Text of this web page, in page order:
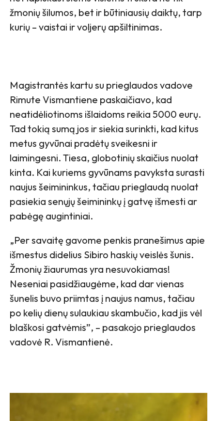
žmonių šilumos, bet ir būtiniausių daiktų, tarp
kurių – vaistai ir voljerų apšiltinimas.
Magistrantės kartu su prieglaudos vadove
Rimute Vismantiene paskaičiavo, kad
neatidėliotinoms išlaidoms reikia 5000 eurų.
Tad tokią sumą jos ir siekia surinkti, kad kitus
metus gyvūnai pradėtų sveikesni ir
laimingesni. Tiesa, globotinių skaičius nuolat
kinta. Kai kuriems gyvūnams pavyksta surasti
naujus šeimininkus, tačiau prieglaudą nuolat
pasiekia senųjų šeimininkų į gatvę išmesti ar
pabėgę augintiniai.
„Per savaitę gavome penkis pranešimus apie
išmestus didelius Sibiro haskių veislės šunis.
Žmonių žiaurumas yra nesuvokiamas!
Neseniai pasidžiaugėme, kad dar vienas
šunelis buvo priimtas į naujus namus, tačiau
po kelių dienų sulaukiau skambučio, kad jis vėl
blaškosi gatvėmis”, – pasakojo prieglaudos
vadovė R. Vismantienė.